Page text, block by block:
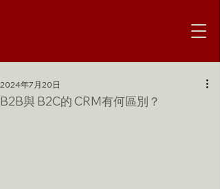
B2B與 B2C的 CRM有何區別？
2024年7月20日